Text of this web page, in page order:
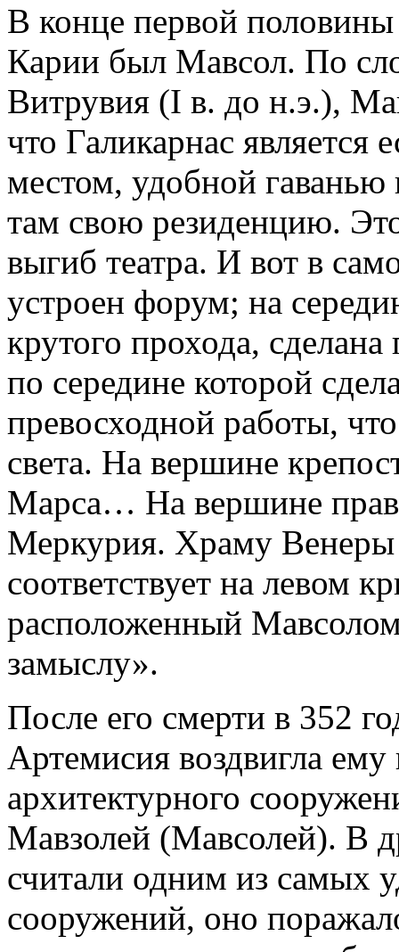
В конце первой
Карии был Мавсол. По
Витрувия (I в. до н.э.),
что Галикарнас
местом, удобной
там свою резиденцию.
выгиб театра. И вот в
устроен форум; на
крутого прохода,
по середине которой
превосходной работы,
света. На вершине
Марса… На вершине
Меркурия. Храму Венеры
соответствует на левом
расположенный
замыслу».
После его смерти в 352
Артемисия воздвигла
архитектурного
Мавзолей (Мавсолей). В
считали одним из самых
сооружений, оно